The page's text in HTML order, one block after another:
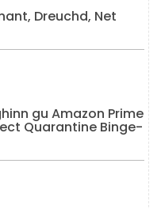
Dreuchd, Net
gu Amazon Prime
Quarantine Binge-